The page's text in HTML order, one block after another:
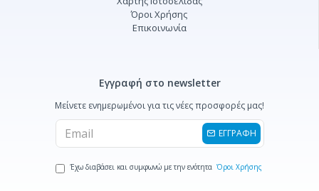
Όροι Χρήσης
Επικοινωνία
Εγγραφή στο newsletter
Μείνετε ενημερωμένοι για τις νέες προσφορές μας!
ΕΓΓΡΑΦΗ
Έχω διαβάσει και συμφωνώ με την ενότητα Όροι Χρήσης